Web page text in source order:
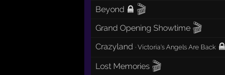
Beyond
🎬
Grand Opening Showtime 🎬
Crazyland ·Victoria's Angels Are Back
Lost Memories 🎬